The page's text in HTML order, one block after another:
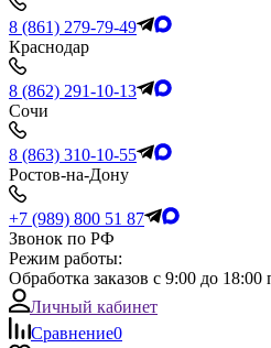
8 (861) 279-79-49
Краснодар
8 (862) 291-10-13
Сочи
8 (863) 310-10-55
Ростов-на-Дону
+7 (989) 800 51 87
Звонок по РФ
Режим работы:
Обработка заказов с 9:00 до 18:00
Личный кабинет
Сравнение0